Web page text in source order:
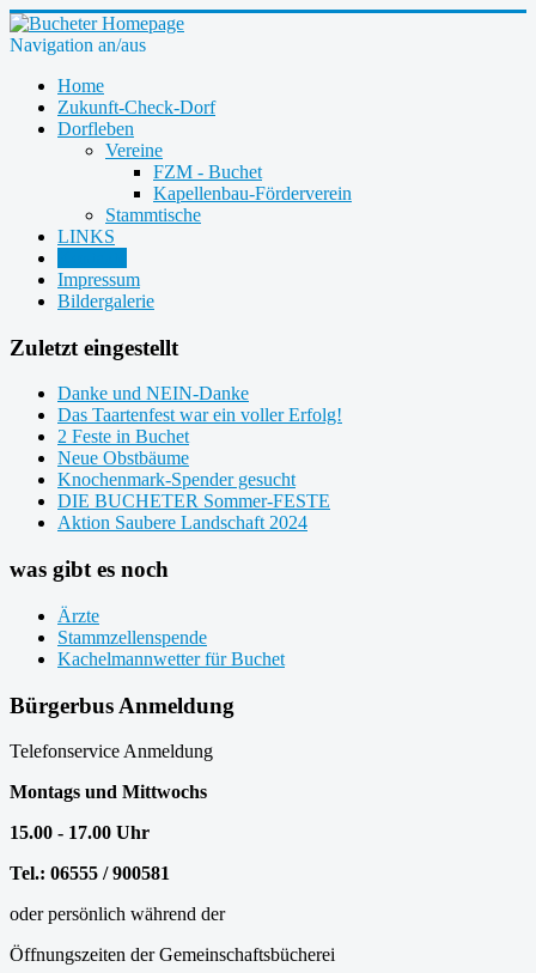
Navigation an/aus
Home
Zukunft-Check-Dorf
Dorfleben
Vereine
FZM - Buchet
Kapellenbau-Förderverein
Stammtische
LINKS
Impressum
Bildergalerie
Zuletzt eingestellt
Danke und NEIN-Danke
Das Taartenfest war ein voller Erfolg!
2 Feste in Buchet
Neue Obstbäume
Knochenmark-Spender gesucht
DIE BUCHETER Sommer-FESTE
Aktion Saubere Landschaft 2024
was gibt es noch
Ärzte
Stammzellenspende
Kachelmannwetter für Buchet
Bürgerbus Anmeldung
Telefonservice Anmeldung
Montags und Mittwochs
15.00 - 17.00 Uhr
Tel.: 06555 / 900581
oder persönlich während der
Öffnungszeiten der Gemeinschaftsbücherei